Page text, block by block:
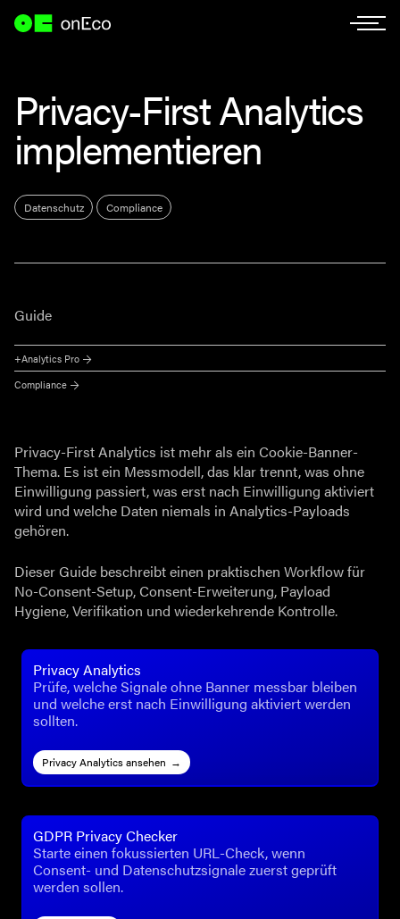
Privacy-First Analytics
implementieren
Datenschutz Compliance
Guide
+Analytics Pro
Compliance
Privacy-First Analytics ist mehr als ein Cookie-Banner-
Thema. Es ist ein Messmodell, das klar trennt, was ohne
Einwilligung passiert, was erst nach Einwilligung aktiviert
wird und welche Daten niemals in Analytics-Payloads
gehören.
Dieser Guide beschreibt einen praktischen Workflow für
No-Consent-Setup, Consent-Erweiterung, Payload
Hygiene, Verifikation und wiederkehrende Kontrolle.
Privacy Analytics
Prüfe, welche Signale ohne Banner messbar bleiben
und welche erst nach Einwilligung aktiviert werden
sollten.
Privacy Analytics ansehen
GDPR Privacy Checker
Starte einen fokussierten URL-Check, wenn
Consent- und Datenschutzsignale zuerst geprüft
werden sollen.